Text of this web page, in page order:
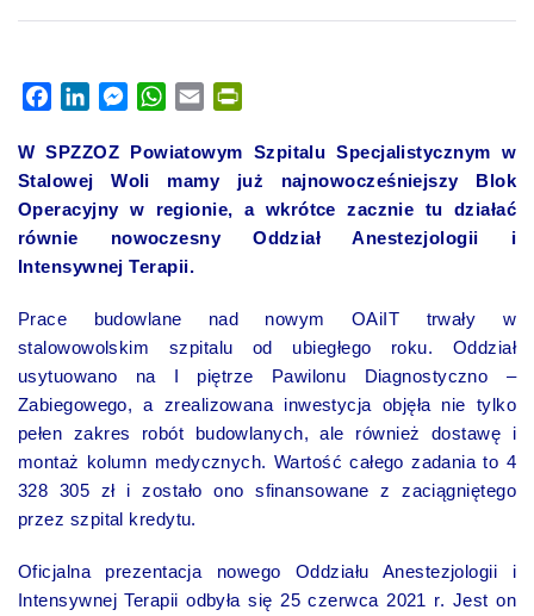
FacebookLinkedInMessenger
WhatsApp
Email
W SPZZOZ Powiatowym Szpitalu Specjalistycznym w
Stalowej Woli mamy już najnowocześniejszy Blok
Operacyjny w regionie, a wkrótce zacznie tu działać
równie nowoczesny Oddział Anestezjologii i
Intensywnej Terapii.
Prace budowlane nad nowym OAiIT trwały w
stalowowolskim szpitalu od ubiegłego roku. Oddział
usytuowano na I piętrze Pawilonu Diagnostyczno –
Zabiegowego, a zrealizowana inwestycja objęła nie tylko
pełen zakres robót budowlanych, ale również dostawę i
montaż kolumn medycznych. Wartość całego zadania to 4
328 305 zł i zostało ono sfinansowane z zaciągniętego
przez szpital kredytu.
Oficjalna prezentacja nowego Oddziału Anestezjologii i
Intensywnej Terapii odbyła się 25 czerwca 2021 r. Jest on